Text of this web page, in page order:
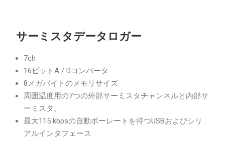
サーミスタデータロガー
7ch
16ビットA / Dコンバータ
8メガバイトのメモリサイズ
周囲温度用の7つの外部サーミスタチャンネルと内部サ
ーミスタ。
最大115 kbpsの自動ボーレートを持つUSBおよびシリ
アルインタフェース